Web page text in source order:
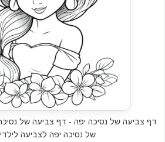
דף צביעה של נסיכה יפה - דף צביעה של
של נסיכה יפה לצביעה